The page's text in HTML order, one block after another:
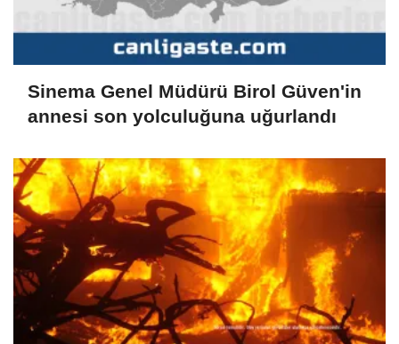
Sinema Genel Müdürü Birol Güven'in
annesi son yolculuğuna uğurlandı